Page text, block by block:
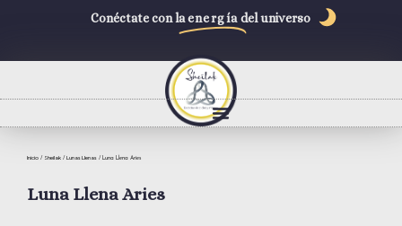
Conéctate con la energía del universo
Inicio / Sheilak / Lunas Llenas / Luna Llena Aries
Luna Llena Aries